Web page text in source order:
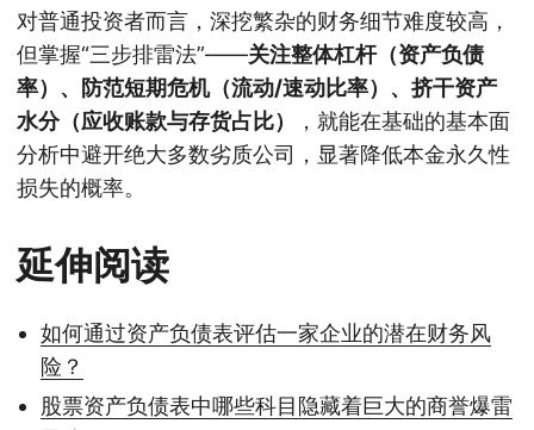
对普通投资者而言，深挖繁杂的财务细节难度较高，
但掌握“三步排雷法”——关注整体杠杆（资产负债
率）、防范短期危机（流动/速动比率）、挤干资产
水分（应收账款与存货占比）
，就能在基础的基本面
分析中避开绝大多数劣质公司，显著降低本金永久性
损失的概率。
延伸阅读
如何通过资产负债表评估一家企业的潜在财务风
险？
股票资产负债表中哪些科目隐藏着巨大的商誉爆雷